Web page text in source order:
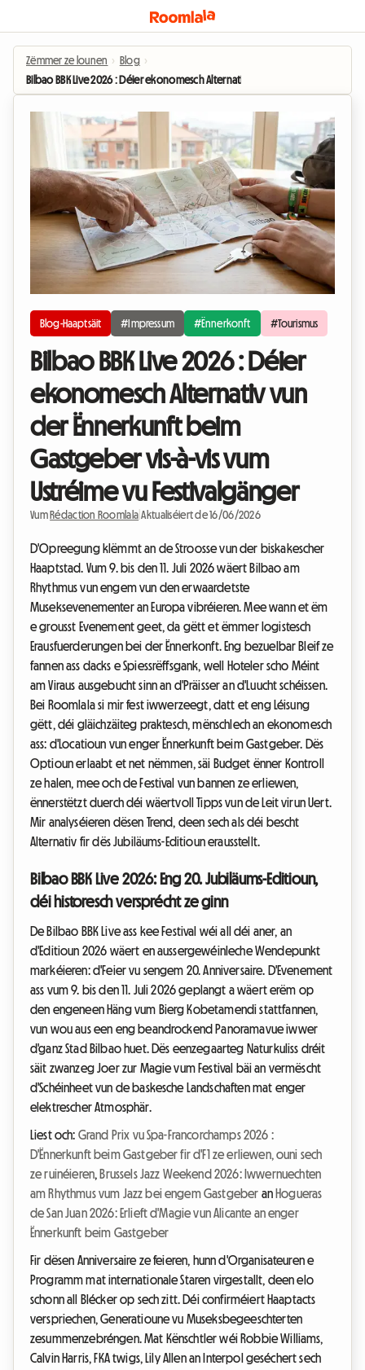
Zëmmer ze lounen › Blog ›
Bilbao BBK Live 2026 : Déier ekonomesch Alternativ vun der Ënnerkunft beim
Blog-Haaptsäit #Impressum #Ënnerkonft #Tourismus
Bilbao BBK Live 2026 : Déier
ekonomesch Alternativ vun
der Ënnerkunft beim
Gastgeber vis-à-vis vum
Ustréime vu Festivalgänger
Vum Rédaction Roomlala |Aktualiséiert de 16/06/2026
D'Opreegung klëmmt an de Stroosse vun der biskakescher
Haaptstad. Vum 9. bis den 11. Juli 2026 wäert Bilbao am
Rhythmus vun engem vun den erwaardetste
Museksevenementer an Europa vibréieren. Mee wann et ëm
e grousst Evenement geet, da gëtt et ëmmer logistesch
Erausfuerderungen bei der Ënnerkonft. Eng bezuelbar Bleif ze
fannen ass dacks e Spiessrëffsgank, well Hoteler scho Méint
am Viraus ausgebucht sinn an d'Präisser an d'Luucht schéissen.
Bei Roomlala si mir fest iwwerzeegt, datt et eng Léisung
gëtt, déi gläichzäiteg praktesch, mënschlech an ekonomesch
ass: d'Locatioun vun enger Ënnerkunft beim Gastgeber. Dës
Optioun erlaabt et net nëmmen, säi Budget ënner Kontroll
ze halen, mee och de Festival vun bannen ze erliewen,
ënnerstëtzt duerch déi wäertvoll Tipps vun de Leit virun Uert.
Mir analyséieren dësen Trend, deen sech als déi bescht
Alternativ fir dës Jubiläums-Editioun erausstellt.
Bilbao BBK Live 2026: Eng 20. Jubiläums-Editioun,
déi historesch versprécht ze ginn
De Bilbao BBK Live ass kee Festival wéi all déi aner, an
d'Editioun 2026 wäert en aussergewéinleche Wendepunkt
markéieren: d'Feier vu sengem 20. Anniversaire. D'Evenement
ass vum 9. bis den 11. Juli 2026 geplangt a wäert erëm op
den engeneen Häng vum Bierg Kobetamendi stattfannen,
vun wou aus een eng beandrockend Panoramavue iwwer
d'ganz Stad Bilbao huet. Dës eenzegaarteg Naturkuliss dréit
säit zwanzeg Joer zur Magie vum Festival bäi an vermëscht
d'Schéinheet vun de baskesche Landschaften mat enger
elektrescher Atmosphär.
Liest och: Grand Prix vu Spa-Francorchamps 2026 :
D'Ënnerkunft beim Gastgeber fir d'F1 ze erliewen, ouni sech
ze ruinéieren, Brussels Jazz Weekend 2026: Iwwernuechten
am Rhythmus vum Jazz bei engem Gastgeber an Hogueras
de San Juan 2026: Erlieft d'Magie vun Alicante an enger
Ënnerkunft beim Gastgeber
Fir dësen Anniversaire ze feieren, hunn d'Organisateuren e
Programm mat internationale Staren virgestallt, deen elo
schonn all Blécker op sech zitt. Déi confirméiert Haaptacts
verspriechen, Generatioune vu Museksbegeeschterten
zesummenzebréngen. Mat Kënschtler wéi Robbie Williams,
Calvin Harris, FKA twigs, Lily Allen an Interpol geséchert sech